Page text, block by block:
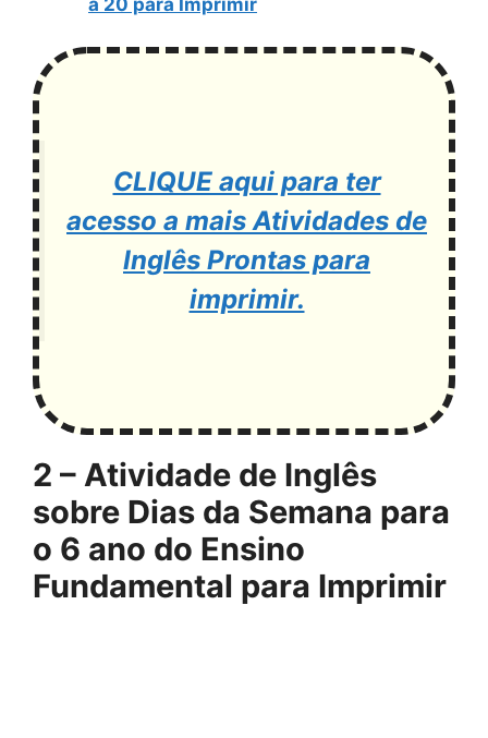
a 20 para Imprimir
CLIQUE aqui para ter
acesso a mais Atividades de
Inglês Prontas para
imprimir.
2 – Atividade de Inglês
sobre Dias da Semana para
o 6 ano do Ensino
Fundamental para Imprimir